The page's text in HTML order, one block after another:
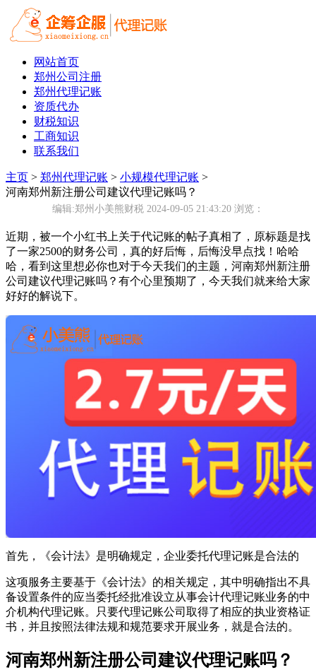
网站首页
郑州公司注册
郑州代理记账
资质代办
财税知识
工商知识
联系我们
主页 > 郑州代理记账 > 小规模代理记账 >
河南郑州新注册公司建议代理记账吗？
编辑:郑州小美熊财税 2024-09-05 21:43:20 浏览：
近期，被一个小红书上关于代记账的帖子真相了，原标题是找
了一家2500的财务公司，真的好后悔，后悔没早点找！哈哈
哈，看到这里想必你也对于今天我们的主题，河南郑州新注册
公司建议代理记账吗？有个心里预期了，今天我们就来给大家
好好的解说下。
首先，《会计法》是明确规定，企业委托代理记账是合法的
这项服务主要基于《会计法》的相关规定，其中明确指出不具
备设置条件的应当委托经批准设立从事会计代理记账业务的中
介机构代理记账。只要代理记账公司取得了相应的执业资格证
书，并且按照法律法规和规范要求开展业务，就是合法的。
河南郑州新注册公司建议代理记账吗？